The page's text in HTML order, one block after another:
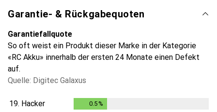
Garantie- & Rückgabequoten
Garantiefallquote
So oft weist ein Produkt dieser Marke in der Kategorie
«RC Akku» innerhalb der ersten 24 Monate einen Defekt
auf.
Quelle: Digitec Galaxus
19. Hacker 0.5 %